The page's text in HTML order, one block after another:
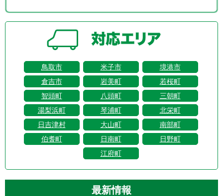
鳥取市 米子市
境港市
倉吉市
岩美町
若桜町
智頭町
八頭町
三朝町
湯梨浜町
琴浦町
北栄町
日吉津村
大山町
南部町
伯耆町
日南町
日野町
江府町
最新情報